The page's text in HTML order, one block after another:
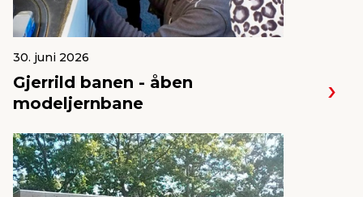
30. juni 2026
Gjerrild banen - åben
modeljernbane